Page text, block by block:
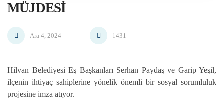
MÜJDESI
Ara 4, 2024 1431
Hilvan Belediyesi Eş Başkanları Serhan Paydaş ve Garip Yeşil,
ilçenin ihtiyaç sahiplerine yönelik önemli bir sosyal sorumluluk
projesine imza atıyor.